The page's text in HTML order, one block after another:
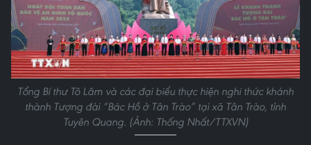
Tổng Bí thư Tô Lâm phát biểu. (Ảnh: Thống Nhất/TTXVN)